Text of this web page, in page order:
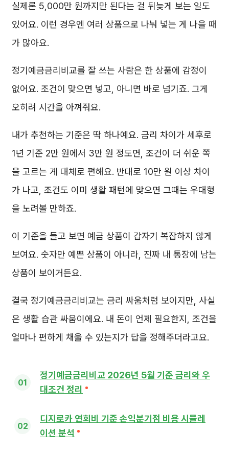
실제론 5,000만 원까지만 된다는 걸 뒤늦게 보는 일도
있어요. 이런 경우엔 여러 상품으로 나눠 넣는 게 나을 때
가 많아요.
정기예금금리비교를 잘 쓰는 사람은 한 상품에 감정이
없어요. 조건이 맞으면 넣고, 아니면 바로 넘기죠. 그게
오히려 시간을 아껴줘요.
내가 추천하는 기준은 딱 하나예요. 금리 차이가 세후로
1년 기준 2만 원에서 3만 원 정도면, 조건이 더 쉬운 쪽
을 고르는 게 대체로 편해요. 반대로 10만 원 이상 차이
가 나고, 조건도 이미 생활 패턴에 맞으면 그때는 우대형
을 노려볼 만하죠.
이 기준을 들고 보면 예금 상품이 갑자기 복잡하지 않게
보여요. 숫자만 예쁜 상품이 아니라, 진짜 내 통장에 남는
상품이 보이거든요.
결국 정기예금금리비교는 금리 싸움처럼 보이지만, 사실
은 생활 습관 싸움이에요. 내 돈이 언제 필요한지, 조건을
얼마나 편하게 채울 수 있는지가 답을 정해주더라고요.
정기예금금리비교 2026년 5월 기준 금리와 우
대조건 정리
디지로카 연회비 기준 손익분기점 비용 시뮬레
이션 분석